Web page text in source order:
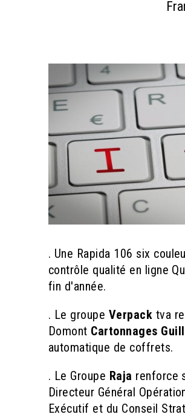
. Une Rapida 106 six
contrôle qualité en ligne
fin d'année.
. Le groupe Verpack tva
Domont Cartonnages
automatique de coffrets.
. Le Groupe Raja renforce
Directeur Général
Exécutif et du Conseil